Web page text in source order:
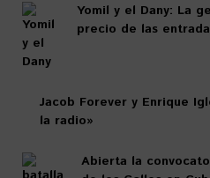
Yomil y el Dany: La
precio de las
Jacob Forever y Enrique
la radio»
Abierta la